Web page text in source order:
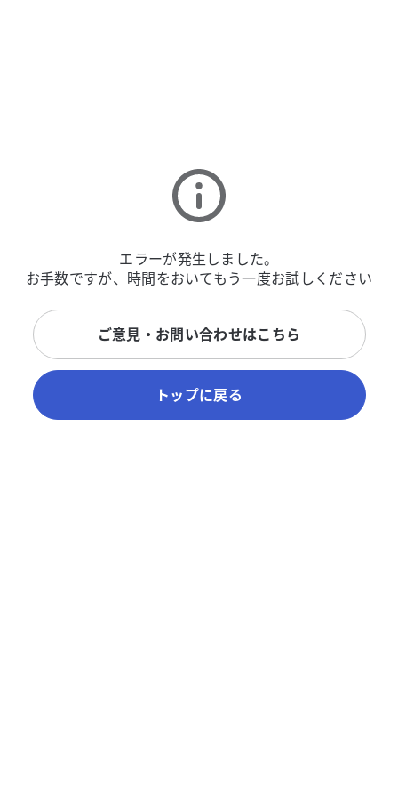
エラーが発生しました。
お手数ですが、時間をおいてもう一度お試しください
ご意見・お問い合わせはこちら
トップに戻る